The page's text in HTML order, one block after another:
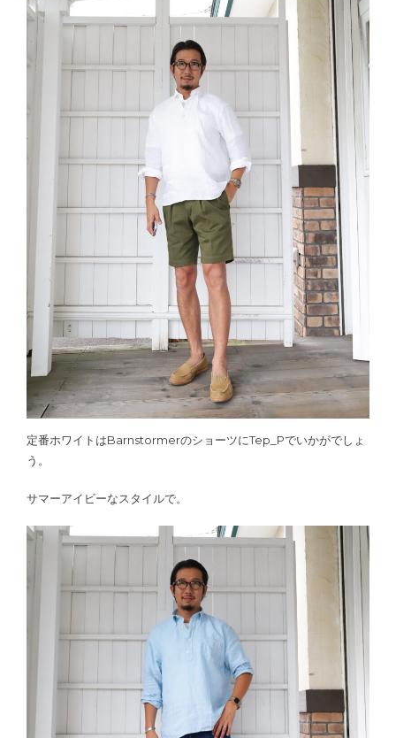
定番ホワイトはBarnstormerのショーツにTep_Pでいかがでしょ
う。
サマーアイビーなスタイルで。